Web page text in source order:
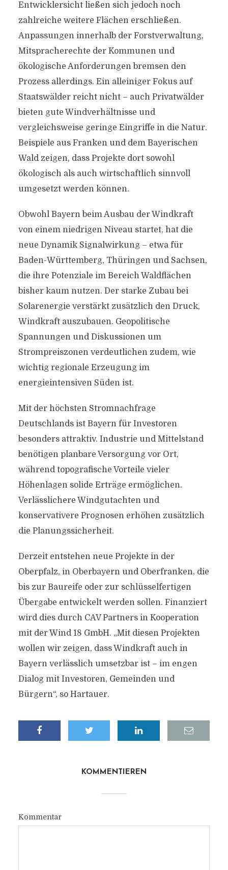
Entwicklersicht ließen sich jedoch noch
zahlreiche weitere Flächen erschließen.
Anpassungen innerhalb der Forstverwaltung,
Mitspracherechte der Kommunen und
ökologische Anforderungen bremsen den
Prozess allerdings. Ein alleiniger Fokus auf
Staatswälder reicht nicht – auch Privatwälder
bieten gute Windverhältnisse und
vergleichsweise geringe Eingriffe in die Natur.
Beispiele aus Franken und dem Bayerischen
Wald zeigen, dass Projekte dort sowohl
ökologisch als auch wirtschaftlich sinnvoll
umgesetzt werden können.
Obwohl Bayern beim Ausbau der Windkraft
von einem niedrigen Niveau startet, hat die
neue Dynamik Signalwirkung – etwa für
Baden-Württemberg, Thüringen und Sachsen,
die ihre Potenziale im Bereich Waldflächen
bisher kaum nutzen. Der starke Zubau bei
Solarenergie verstärkt zusätzlich den Druck,
Windkraft auszubauen. Geopolitische
Spannungen und Diskussionen um
Strompreiszonen verdeutlichen zudem, wie
wichtig regionale Erzeugung im
energieintensiven Süden ist.
Mit der höchsten Stromnachfrage
Deutschlands ist Bayern für Investoren
besonders attraktiv. Industrie und Mittelstand
benötigen planbare Versorgung vor Ort,
während topografische Vorteile vieler
Höhenlagen solide Erträge ermöglichen.
Verlässlichere Windgutachten und
konservativere Prognosen erhöhen zusätzlich
die Planungssicherheit.
Derzeit entstehen neue Projekte in der
Oberpfalz, in Oberbayern und Oberfranken, die
bis zur Baureife oder zur schlüsselfertigen
Übergabe entwickelt werden sollen. Finanziert
wird dies durch CAV Partners in Kooperation
mit der Wind 18 GmbH. „Mit diesen Projekten
wollen wir zeigen, dass Windkraft auch in
Bayern verlässlich umsetzbar ist – im engen
Dialog mit Investoren, Gemeinden und
Bürgern“, so Hartauer.
KOMMENTIEREN
Kommentar